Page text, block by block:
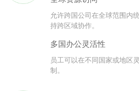
允许跨国公司在全球范围内
持跨区域协作。
多国办公灵活性
员工可以在不同国家或地区
制。